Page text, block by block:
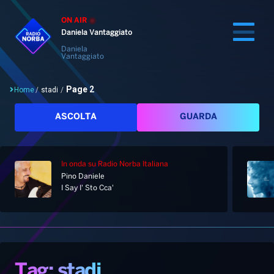
ON AIR
Daniela Vantaggiato
Daniela
Vantaggiato
Home
Palinsesto
Notizie
Home/ stadi / Page 2
ASCOLTA GUARDA
In onda su Radio Norba Italiana
Pino Daniele
I Say I' Sto Cca'